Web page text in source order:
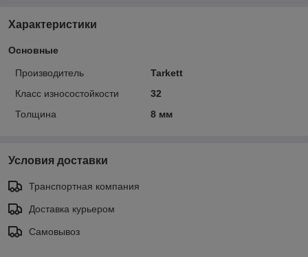
Характеристики
Основные
Производитель
Tarkett
Класс износостойкости
32
Толщина
8 мм
Условия доставки
Транспортная компания
Доставка курьером
Самовывоз